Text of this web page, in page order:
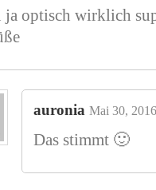
ja optisch wirklich
auronia Mai 30,
Das stimmt 🙂